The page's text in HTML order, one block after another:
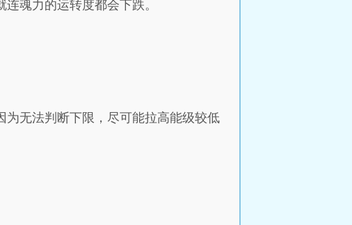
魂力的运转度都会下跌。
无法判断下限，尽可能拉高能级较低